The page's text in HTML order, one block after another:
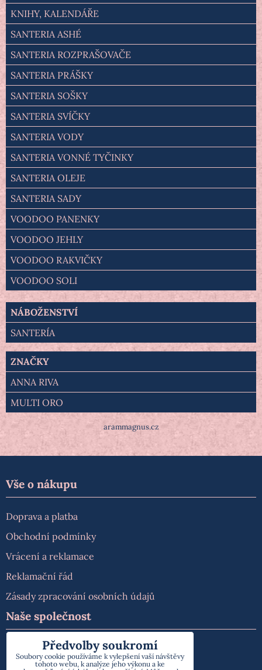
KNIHY, KALENDÁŘE
SANTERIA ASHÉ
SANTERIA ROZPRAŠOVAČE
SANTERIA PRÁŠKY
SANTERIA SOŠKY
SANTERIA SVÍČKY
SANTERIA VODY
SANTERIA VONNÉ TYČINKY
SANTERIA OLEJE
SANTERIA SADY
VOODOO PANENKY
VOODOO JEHLY
VOODOO RAKVIČKY
VOODOO SOLI
NÁBOŽENSTVÍ
SANTERÍA
ZNAČKY
ANNA RIVA
MULTI ORO
arammagnus.cz
Vše o nákupu
Doprava a platba
Obchodní podmínky
Vrácení a reklamace
Reklamační řád
Zásady zpracování osobních údajů
Naše společnost
Předvolby soukromí
Soubory cookie používáme k vylepšení vaší návštěvy
tohoto webu, k analýze jeho výkonu a ke